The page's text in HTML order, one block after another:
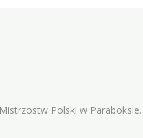
Polski w